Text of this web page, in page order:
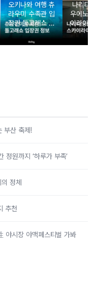
오키나와 여행 츄
라우미 수족관 입
장권 돌고래쇼 예
약
나리타
우에노
이라이
약 시간
부산 축제!
정원까지 ‘하루가 부족’
정체
추천
야시장 야맥페스티벌 가봐